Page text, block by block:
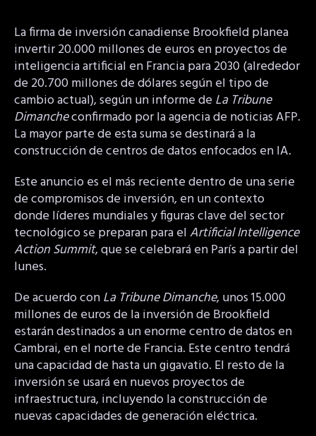
La firma de inversión canadiense Brookfield planea
invertir 20.000 millones de euros en proyectos de
inteligencia artificial en Francia para 2030 (alrededor
de 20.700 millones de dólares según el tipo de
cambio actual), según un informe deLa Tribune
Dimancheconfirmado por la agencia de noticias AFP.
La mayor parte de esta suma se destinará a la
construcción de centros de datos enfocados en IA.
Este anuncio es el más reciente dentro de una serie
de compromisos de inversión, en un contexto
donde líderes mundiales y figuras clave del sector
tecnológico se preparan para elArtificial Intelligence
Action Summit, que se celebrará en París a partir del
lunes.
De acuerdo conLa Tribune Dimanche, unos 15.000
millones de euros de la inversión de Brookfield
estarán destinados a un enorme centro de datos en
Cambrai, en el norte de Francia. Este centro tendrá
una capacidad de hasta un gigavatio. El resto de la
inversión se usará en nuevos proyectos de
infraestructura, incluyendo la construcción de
nuevas capacidades de generación eléctrica.